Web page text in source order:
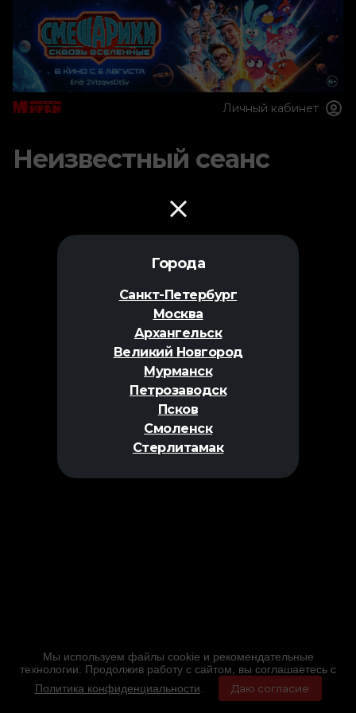
Города
Санкт-Петербург
Москва
Архангельск
Великий Новгород
Мурманск
Петрозаводск
Псков
Смоленск
Стерлитамак
Личный кабинет
Неизвестный сеанс
Мы используем файлы cookie и рекомендательные
технологии. Продолжив работу с сайтом, вы соглашаетесь с
Политика конфиденциальности
Даю согласие